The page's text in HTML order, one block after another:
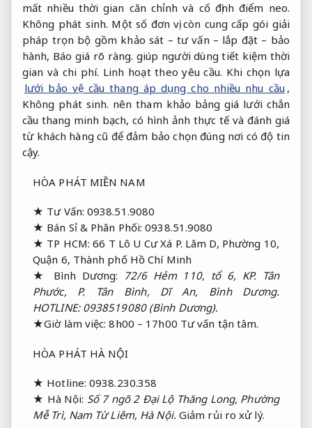
mất nhiều thời gian căn chỉnh và cố định điểm neo.
Không phát sinh. Một số đơn vị còn cung cấp gói giải
pháp trọn bộ gồm khảo sát – tư vấn – lắp đặt – bảo
hành, Báo giá rõ ràng. giúp người dùng tiết kiệm thời
gian và chi phí. Linh hoạt theo yêu cầu. Khi chọn lựa
lưới bảo vệ cầu thang áp dụng cho nhiều nhu cầu ,
Không phát sinh. nên tham khảo bảng giá lưới chắn
cầu thang minh bạch, có hình ảnh thực tế và đánh giá
từ khách hàng cũ để đảm bảo chọn đúng nơi có độ tin
cậy.
HÒA PHÁT MIỀN NAM
★ Tư Vấn: 0938.51.9080
★ Bán Sỉ & Phân Phối: 0938.51.9080
★ TP HCM: 66 T Lô U Cư Xá P. Lâm D, Phường 10,
Quận 6, Thành phố Hồ Chí Minh
★ Bình Dương: 72/6 Hẻm 110, tổ 6, KP. Tân
Phước, P. Tân Bình, Dĩ An, Bình Dương.
HOTLINE: 0938519080 (Bình Dương).
★Giờ làm việc: 8h00 – 17h00 Tư vấn tận tâm.
HÒA PHÁT HÀ NỘI
★ Hotline: 0938.230.358
★ Hà Nội: Số 7 ngõ 2 Đại Lộ Thăng Long, Phường
Mễ Trì, Nam Từ Liêm, Hà Nội. Giảm rủi ro xử lý.